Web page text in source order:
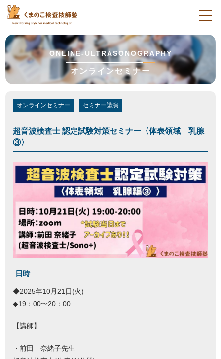
ONLINE-ULTRASONOGRAPHY
オンラインセミナー
オンラインセミナー セミナー講演
超音波検査士 認定試験対策セミナー〈体表領域 乳腺
③〉
日時
◆2025年10月21日(火)
◆19：00〜20：00
【講師】
・前田 奈緒子先生